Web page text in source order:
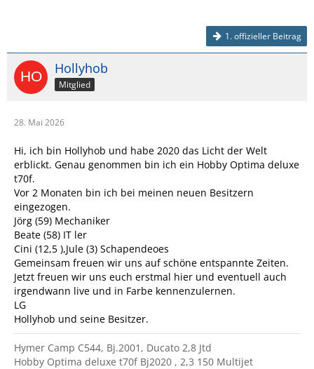
1. offizieller Beitrag
Hollyhob
Mitglied
28. Mai 2026
Hi, ich bin Hollyhob und habe 2020 das Licht der Welt
erblickt. Genau genommen bin ich ein Hobby Optima deluxe
t70f.
Vor 2 Monaten bin ich bei meinen neuen Besitzern
eingezogen.
Jörg (59) Mechaniker
Beate (58) IT ler
Cini (12,5 ),Jule (3) Schapendeoes
Gemeinsam freuen wir uns auf schöne entspannte Zeiten.
Jetzt freuen wir uns euch erstmal hier und eventuell auch
irgendwann live und in Farbe kennenzulernen.
LG
Hollyhob und seine Besitzer.
Hymer Camp C544, Bj.2001, Ducato 2,8 Jtd
Hobby Optima deluxe t70f Bj2020 , 2,3 150 Multijet